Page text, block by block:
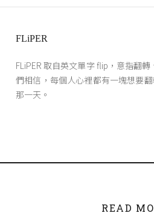
FLiPER
FLiPER 取自英文單字 flip，意指翻
們相信，每個人心裡都有一塊想要
那一天。
READ